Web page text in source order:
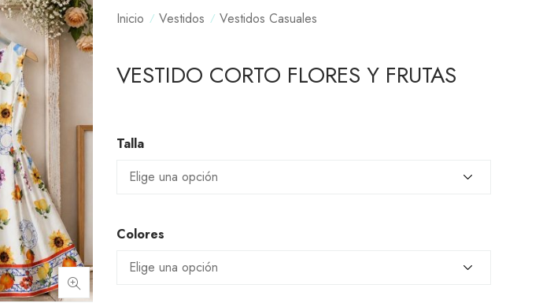
Inicio Vestidos Vestidos Casuales
VESTIDO CORTO FLORES Y FRUTAS
Talla
Colores